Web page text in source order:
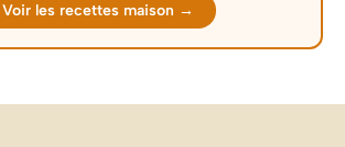
Voir les recettes maison →